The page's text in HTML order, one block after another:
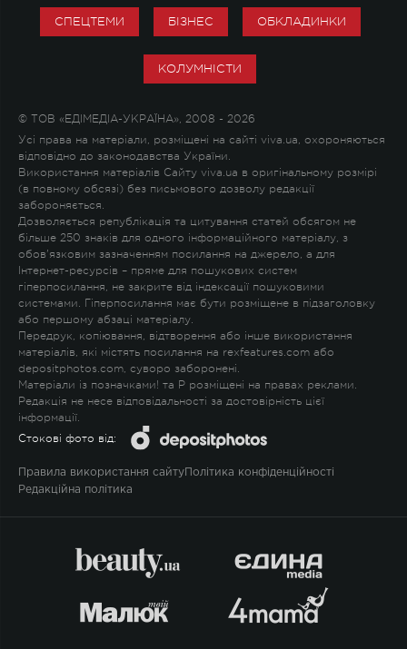
СПЕЦТЕМИ БІЗНЕС ОБКЛАДИНКИ
КОЛУМНІСТИ
© ТОВ «ЕДІМЕДІА-УКРАЇНА», 2008 - 2026
Усі права на матеріали, розміщені на сайті viva.ua, охороняються
відповідно до законодавства України.
Використання матеріалів Сайту viva.ua в оригінальному розмірі
(в повному обсязі) без письмового дозволу редакції
забороняється.
Дозволяється републікація та цитування статей обсягом не
більше 250 знаків для одного інформаційного матеріалу, з
обов'язковим зазначенням посилання на джерело, а для
Інтернет-ресурсів – пряме для пошукових систем
гіперпосилання, не закрите від індексації пошуковими
системами. Гіперпосилання має бути розміщене в підзаголовку
або першому абзаці матеріалу.
Передрук, копіювання, відтворення або інше використання
матеріалів, які містять посилання на rexfeatures.com або
depositphotos.com, суворо заборонені.
Матеріали із позначками! та P розміщені на правах реклами.
Редакція не несе відповідальності за достовірність цієї
інформації.
Стокові фото від:
Правила використання сайту Політика конфіденційності
Редакційна політика